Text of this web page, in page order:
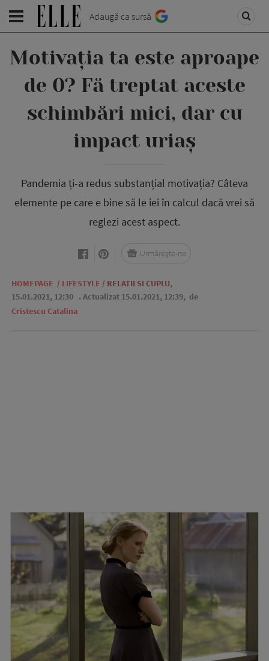
Adaugă ca sursă
Motivația ta este aproape
de 0? Fă treptat aceste
schimbări mici, dar cu
impact uriaș
Pandemia ți-a redus substanțial motivația? Câteva
elemente pe care e bine să le iei în calcul dacă vrei să
reglezi acest aspect.
HOMEPAGE / LIFESTYLE / RELATII SI CUPLU,
15.01.2021, 12:30 . Actualizat 15.01.2021, 12:39, de
Cristescu Catalina
Urmărește-ne